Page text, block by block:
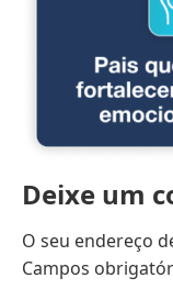
Deixe um
O seu endereço
Campos